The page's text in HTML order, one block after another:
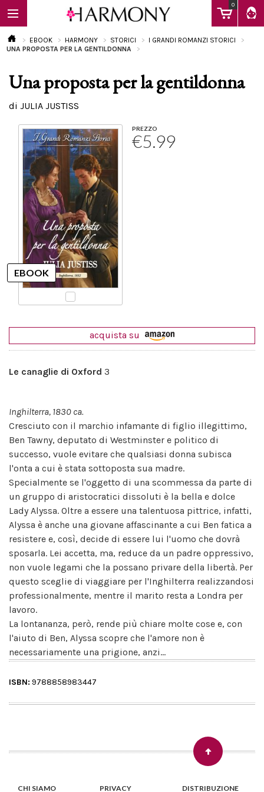
0
EBOOK
Calendario
EBOOK HARMONY STORICI
I GRANDI ROMANZI STORICI
UNA PROPOSTA PER LA GENTILDONNA
Una proposta per la gentildonna
di JULIA JUSTISS
PREZZO
€5.99
acquista su
Le canaglie di Oxford 3
Inghilterra, 1830 ca.
Cresciuto con il marchio infamante di figlio illegittimo,
Ben Tawny, deputato di Westminster e politico di
successo, vuole evitare che qualsiasi donna subisca
l'onta a cui è stata sottoposta sua madre.
Specialmente se l'oggetto di una scommessa da parte di
un gruppo di aristocratici dissoluti è la bella e dolce
Lady Alyssa. Oltre a essere una talentuosa pittrice, infatti,
Alyssa è anche una giovane affascinante a cui Ben fatica a
resistere e, così, decide di essere lui l'uomo che dovrà
sposarla. Lei accetta, ma, reduce da un padre oppressivo,
non vuole legami che la possano privare della libertà. Per
questo sceglie di viaggiare per l'Inghilterra realizzandosi
professionalmente, mentre il marito resta a Londra per
lavoro.
La lontananza, però, rende più chiare molte cose e, con
l'aiuto di Ben, Alyssa scopre che l'amore non è
necessariamente una prigione, anzi...
ISBN: 9788858983447
CHI SIAMO PRIVACY DISTRIBUZIONE